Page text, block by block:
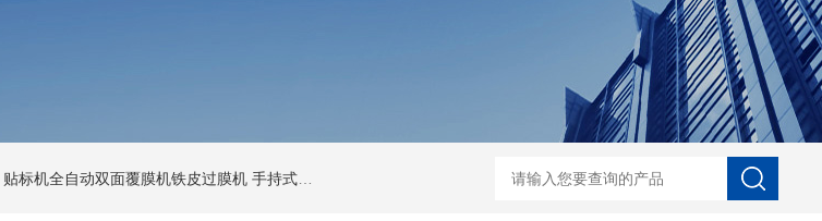
贴标机全自动双面覆膜机铁皮过膜机 手持式激光打标机铁牌便携式打码机 自动协作码垛机纸箱码垛械手 DZ-760全自动